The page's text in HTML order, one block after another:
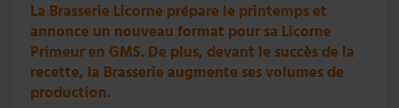
La Brasserie Licorne prépare le printemps et
annonce un nouveau format pour sa Licorne
Primeur en GMS. De plus, devant le succès de la
recette, la Brasserie augmente ses volumes de
production.